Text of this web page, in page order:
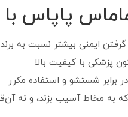
پاپاس
گرفتن ایمنی بیشتر نسبت به
پزشکی با کیفیت بالا
برابر شستشو و استفاده مکرر
که به مخاط آسیب بزند، و نه